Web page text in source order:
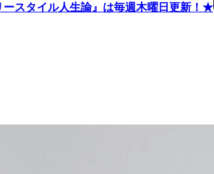
スタイル人生論』は毎週木曜日更新！★